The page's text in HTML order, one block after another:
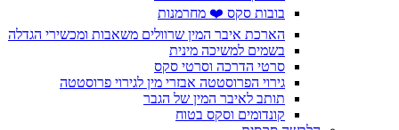
בובות סקס ❤️ מחרמנות
הארכת איבר המין שרוולים משאבות ומכשירי הגדלה
בשמים למשיכה מינית
סרטי הדרכה וסרטי סקס
גירוי הפרוסטטה אבזרי מין לגירוי פרוסטטה
תותב לאיבר המין של הגבר
קונדומים וסקס בטוח